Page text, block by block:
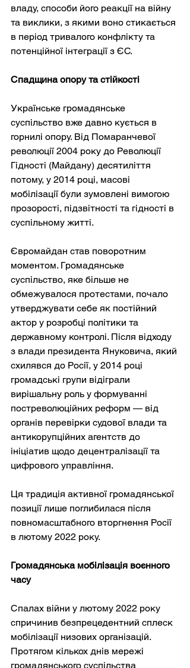
владу, способи його реакції на війну
та виклики, з якими воно стикається
в період тривалого конфлікту та
потенційної інтеграції з ЄС.
Спадщина опору та стійкості
Українське громадянське
суспільство вже давно кується в
горнилі опору. Від Помаранчевої
революції 2004 року до Революції
Гідності (Майдану) десятиліття
потому, у 2014 році, масові
мобілізації були зумовлені вимогою
прозорості, підзвітності та гідності в
суспільному житті.
Євромайдан став поворотним
моментом. Громадянське
суспільство, яке більше не
обмежувалося протестами, почало
утверджувати себе як постійний
актор у розробці політики та
державному контролі. Після відходу
з влади президента Януковича, який
схилявся до Росії, у 2014 році
громадські групи відіграли
вирішальну роль у формуванні
постреволюційних реформ — від
органів перевірки судової влади та
антикорупційних агентств до
ініціатив щодо децентралізації та
цифрового управління.
Ця традиція активної громадянської
позиції лише поглибилася після
повномасштабного вторгнення Росії
в лютому 2022 року.
Громадянська мобілізація воєнного
часу
Спалах війни у лютому 2022 року
спричинив безпрецедентний сплеск
мобілізації низових організацій.
Протягом кількох днів мережі
громадянського суспільства